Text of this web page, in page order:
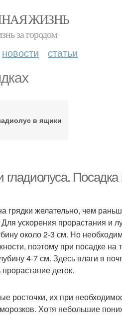
ЖИЗНЬ
за городом
новости статьи
в ящики
гладиолуса.
грядки желательно, чем
ускорения прорастания и
около 2-3 см. Но
поэтому при посадке на
4-7 см. Здесь влаги в
деток.
росточки, их при
Хотя небольшие